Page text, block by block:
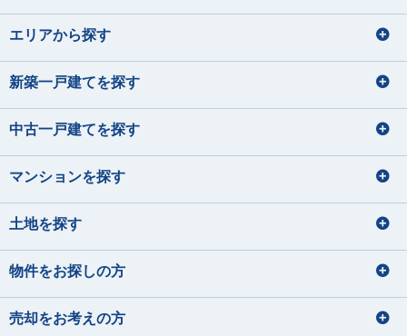
エリアから探す
新築一戸建てを探す
中古一戸建てを探す
マンションを探す
土地を探す
物件をお探しの方
売却をお考えの方